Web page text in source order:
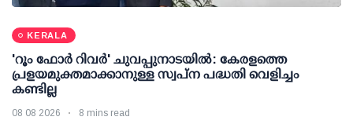
KERALA
'റൂം ഫോര്‍ റിവര്‍' ചുവപ്പുനാടയില്‍: കേരളത്തെ
പ്രളയമുക്തമാക്കാനുള്ള സ്വപ്ന പദ്ധതി വെളിച്ചം
കണ്ടില്ല
08 08 2026 8 mins read